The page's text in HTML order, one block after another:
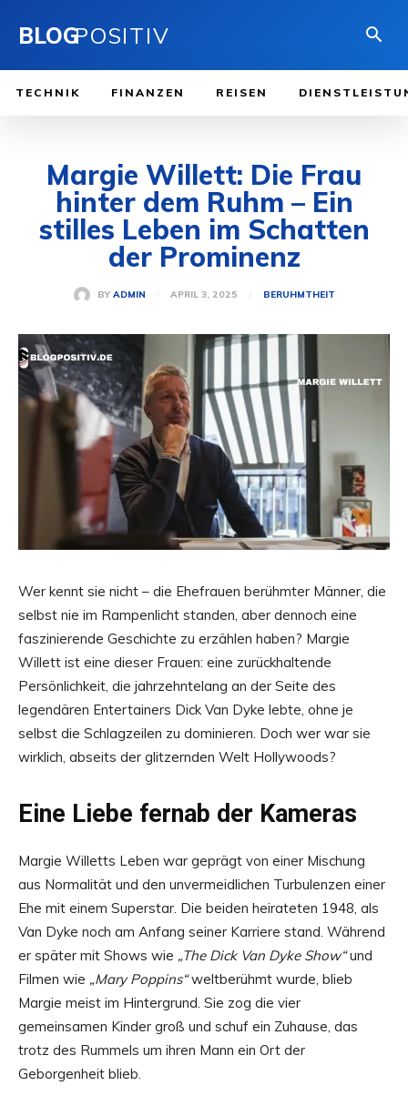
BLOGPOSITIV
TECHNIK FINANZEN REISEN
Margie Willett: Die Frau
hinter dem Ruhm – Ein
stilles Leben im Schatten
der Prominenz
BY ADMIN APRIL 3, 2025 BERUHMTHEIT
Wer kennt sie nicht – die Ehefrauen berühmter Männer, die
selbst nie im Rampenlicht standen, aber dennoch eine
faszinierende Geschichte zu erzählen haben? Margie
Willett ist eine dieser Frauen: eine zurückhaltende
Persönlichkeit, die jahrzehntelang an der Seite des
legendären Entertainers Dick Van Dyke lebte, ohne je
selbst die Schlagzeilen zu dominieren. Doch wer war sie
wirklich, abseits der glitzernden Welt Hollywoods?
Eine Liebe fernab der Kameras
Margie Willetts Leben war geprägt von einer Mischung
aus Normalität und den unvermeidlichen Turbulenzen einer
Ehe mit einem Superstar. Die beiden heirateten 1948, als
Van Dyke noch am Anfang seiner Karriere stand. Während
er später mit Shows wie „The Dick Van Dyke Show“und
Filmen wie „Mary Poppins“weltberühmt wurde, blieb
Margie meist im Hintergrund. Sie zog die vier
gemeinsamen Kinder groß und schuf ein Zuhause, das
trotz des Rummels um ihren Mann ein Ort der
Geborgenheit blieb.